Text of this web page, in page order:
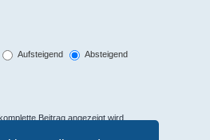
Aufsteigend
Absteigend
Beitrag angezeigt wird.